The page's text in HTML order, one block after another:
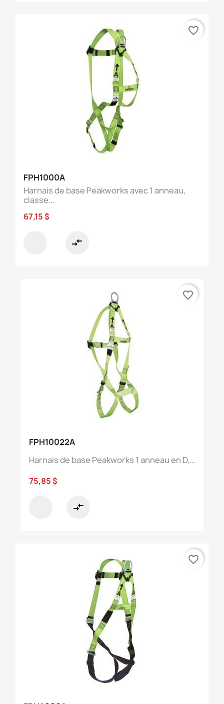
FPH1000A
Harnais de base Peakworks avec 1 anneau,
classe...
67,15 $
compare_arrows
favorite_border
FPH10022A
Harnais de base Peakworks 1 anneau en D,...
75,85 $
compare_arrows
favorite_border
favorite_border